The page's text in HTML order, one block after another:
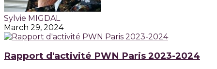
Sylvie MIGDAL
March 29, 2024
Rapport d'activité PWN Paris 2023-2024